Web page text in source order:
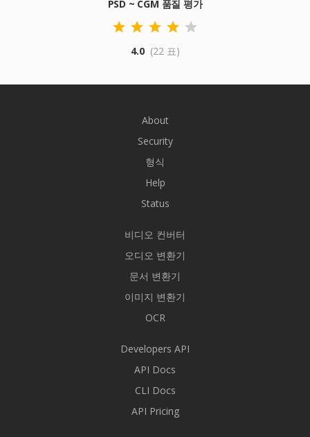
PSD ~ CGM 품질 평가
4.0 (22 표)
About
Security
형식
Help
Status
비디오 컨버터
오디오 변환기
문서 변환기
이미지 변환기
OCR
Developers API
API Docs
CLI Docs
API Pricing